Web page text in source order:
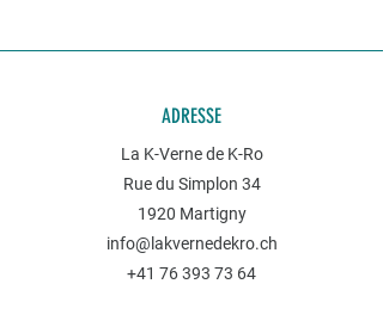
ADRESSE
La K-Verne de K-Ro
Rue du Simplon 34
1920 Martigny
info@lakvernedekro.ch
+41 76 393 73 64